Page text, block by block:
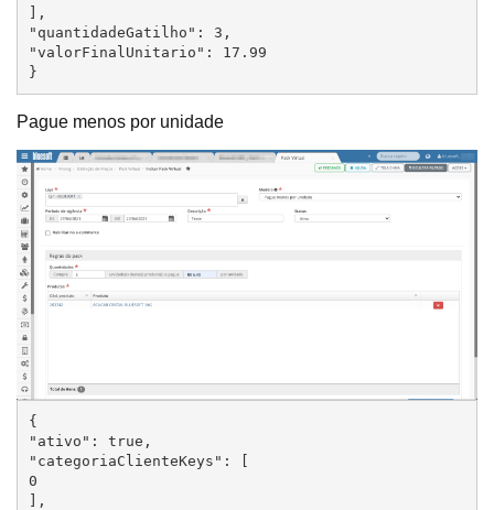
],
"quantidadeGatilho": 3,
"valorFinalUnitario": 17.99
}
Pague menos por unidade
{
"ativo": true,
"categoriaClienteKeys": [
0
],